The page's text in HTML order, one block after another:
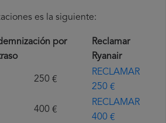
es la siguiente:
por
Reclamar
Ryanair
€
RECLAMAR
250 €
€
RECLAMAR
400 €